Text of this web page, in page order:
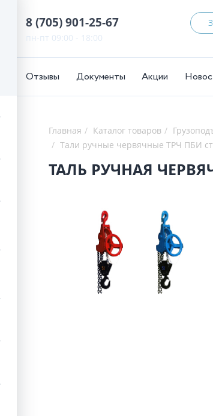
8 (705) 901-25-67
пн-пт 09:00 - 18:00
Отзывы Документы Акции
Главная Каталог товаров
Тали ручные червячные ТРЧ ПБИ
ТАЛЬ РУЧНАЯ